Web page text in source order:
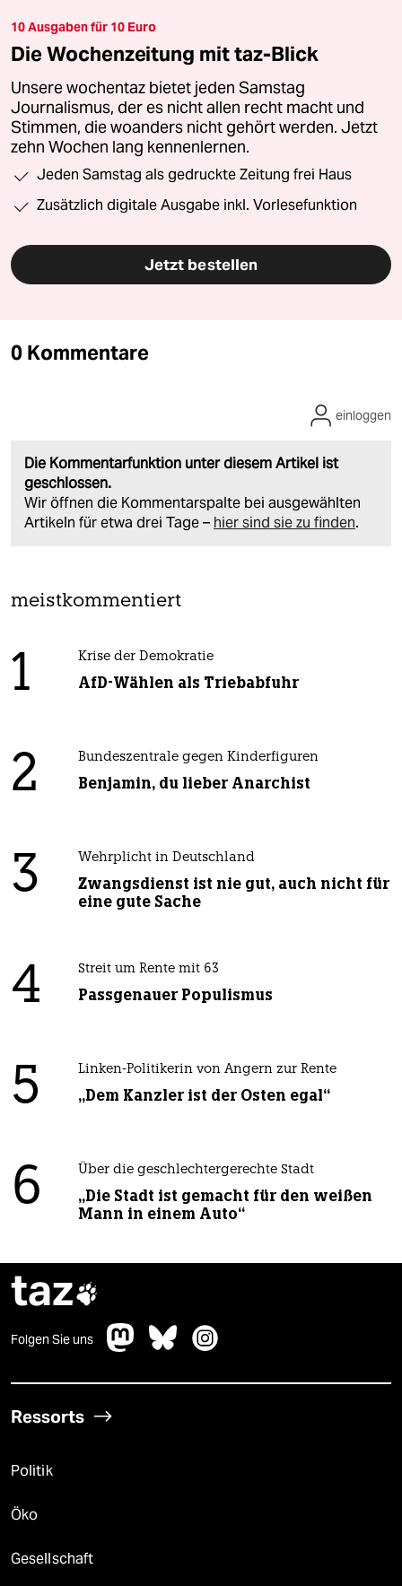
10 Ausgaben für 10 Euro
Die Wochenzeitung mit taz-Blick
Unsere wochentaz bietet jeden Samstag
Journalismus, der es nicht allen recht macht und
Stimmen, die woanders nicht gehört werden. Jetzt
zehn Wochen lang kennenlernen.
Jeden Samstag als gedruckte Zeitung frei Haus
Zusätzlich digitale Ausgabe inkl. Vorlesefunktion
Jetzt bestellen
0 Kommentare
Die Kommentarfunktion unter diesem Artikel ist
geschlossen.
Wir öffnen die Kommentarspalte bei ausgewählten
Artikeln für etwa drei Tage – hier sind sie zu finden.
einloggen
meistkommentiert
1 Krise der Demokratie
AfD-Wählen als Triebabfuhr
2 Bundeszentrale gegen Kinderfiguren
Benjamin, du lieber Anarchist
3 Wehrplicht in Deutschland
Zwangsdienst ist nie gut, auch nicht für
eine gute Sache
4 Streit um Rente mit 63
Passgenauer Populismus
5 Linken-Politikerin von Angern zur Rente
„Dem Kanzler ist der Osten egal“
6 Über die geschlechtergerechte Stadt
„Die Stadt ist gemacht für den weißen
Mann in einem Auto“
taz
Folgen Sie uns
Ressorts
Politik
Öko
Gesellschaft